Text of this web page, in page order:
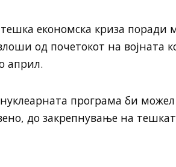
економска криза поради
од почетокот на војната
април.
програма би
до закрепнување на